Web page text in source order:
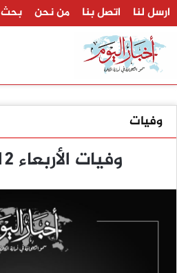
ارسل لنا اتصل بنا من نحن بحث
وفيات
وفيات الأربعاء 12-11-2025